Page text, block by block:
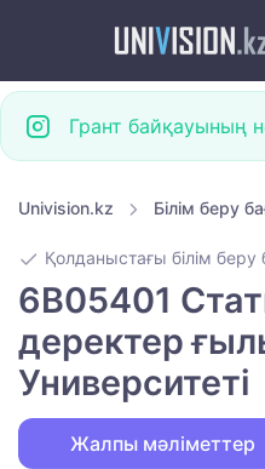
Грант байқауының
Univision.kz Білім беру
Қолданыстағы білім
6B05401
деректер
Университеті
Жалпы мәліметтер